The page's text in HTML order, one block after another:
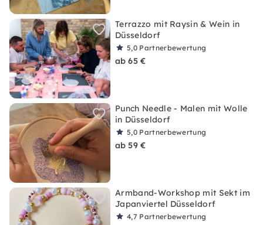
Terrazzo mit Raysin & Wein in
Düsseldorf
5,0 Partnerbewertung
ab 65 €
Punch Needle - Malen mit Wolle
in Düsseldorf
5,0 Partnerbewertung
ab 59 €
Armband-Workshop mit Sekt im
Japanviertel Düsseldorf
4,7 Partnerbewertung